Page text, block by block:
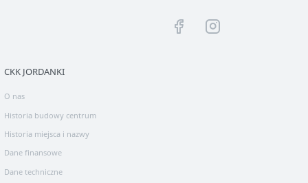
Tytuł Tytuł
CKK JORDANKI
O nas
Historia budowy centrum
Historia miejsca i nazwy
Dane finansowe
Dane techniczne